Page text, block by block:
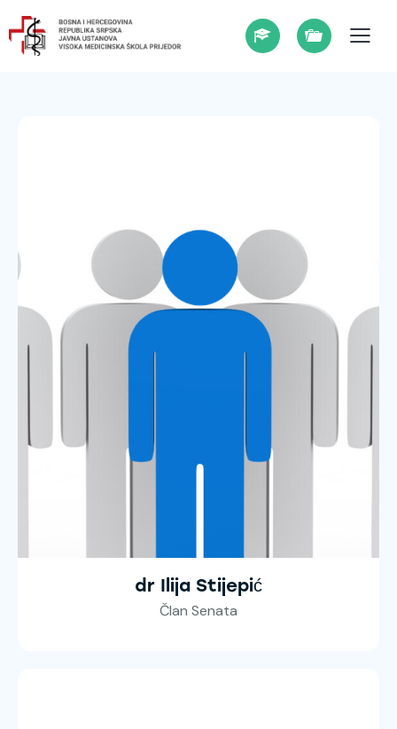
dr Ilija Stijepić
Član Senata